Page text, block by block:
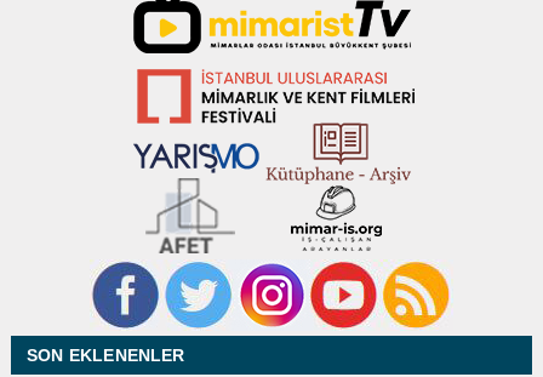
SON EKLENENLER